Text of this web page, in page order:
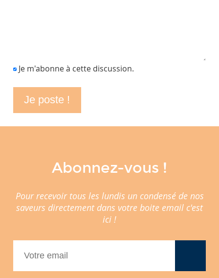
Je m'abonne à cette discussion.
Abonnez-vous !
Pour recevoir tous les lundis un condensé de nos
saveurs directement dans votre boite email c'est
ici !